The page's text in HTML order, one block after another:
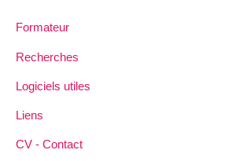
Formateur
Recherches
Logiciels utiles
Liens
CV - Contact